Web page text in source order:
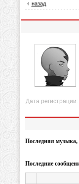
назад
Дата
Последняя музыка,
Последние